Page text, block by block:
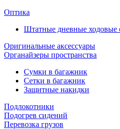
Оптика
Штатные дневные ходовые
Оригинальные аксессуары
Органайзеры пространства
Сумки в багажник
Сетки в багажник
Защитные накидки
Подлокотники
Подогрев сидений
Перевозка грузов